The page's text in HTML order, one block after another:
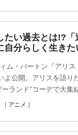
たい過去とは!?「
分らしく生きた
ム・バートン『アリ
よ公開。アリスを語り
ランド”コーデで大集
｜アニメ｜